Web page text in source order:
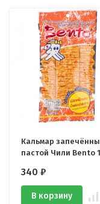
Кальмар
пастой Чили Bento
340 ₽
В корзину